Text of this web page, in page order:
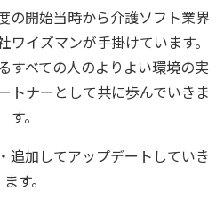
の開始当時から介護ソフト業界
イズマンが手掛けています。
すべての人のよりよい環境の実
トナーとして共に歩んでいきま
す。
加してアップデートしていき
ます。